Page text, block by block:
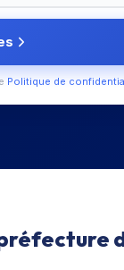
Politique de